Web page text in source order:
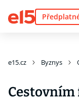
e15.cz Byznys